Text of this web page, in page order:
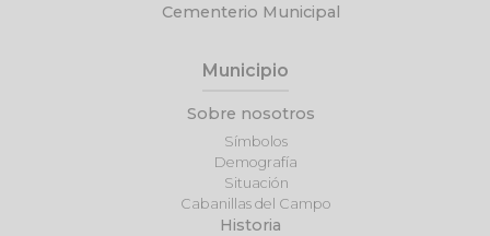
Cementerio Municipal
Municipio
Sobre nosotros
Símbolos
Demografía
Situación
Cabanillas del Campo
Historia